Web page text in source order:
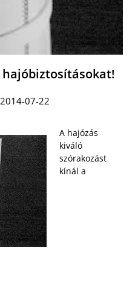
hajóbiztosításokat!
07-22
A hajózás
kiváló
szórakozást
kínál a